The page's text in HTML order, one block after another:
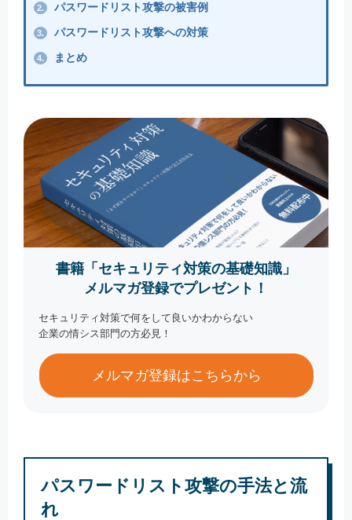
2. パスワードリスト攻撃の被害例
3. パスワードリスト攻撃への対策
4. まとめ
書籍「セキュリティ対策の基礎知識」
メルマガ登録でプレゼント！
セキュリティ対策で何をして良いかわからない
企業の情シス部門の方必見！
メルマガ登録はこちらから
パスワードリスト攻撃の手法と流
れ